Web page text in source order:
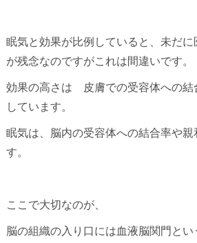
眠気と効果が比例していると、未だ
が残念なのですがこれは間違いです。
効果の高さは 皮膚での受容体への結
しています。
眠気は、脳内の受容体への結合率や親
す。
ここで大切なのが、
脳の組織の入り口には血液脳関門と